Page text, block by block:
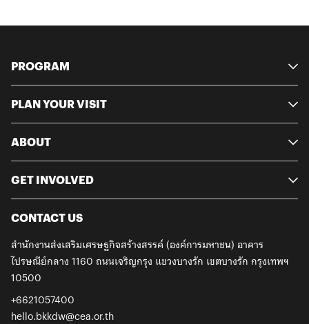
PROGRAM
PLAN YOUR VISIT
ABOUT
GET INVOLVED
CONTACT US
สำนักงานส่งเสริมเศรษฐกิจสร้างสรรค์ (องค์การมหาชน) อาคาร
ไปรษณีย์กลาง 1160 ถนนเจริญกรุง แขวงบางรัก เขตบางรัก กรุงเทพฯ
10500
+6621057400
hello.bkkdw@cea.or.th